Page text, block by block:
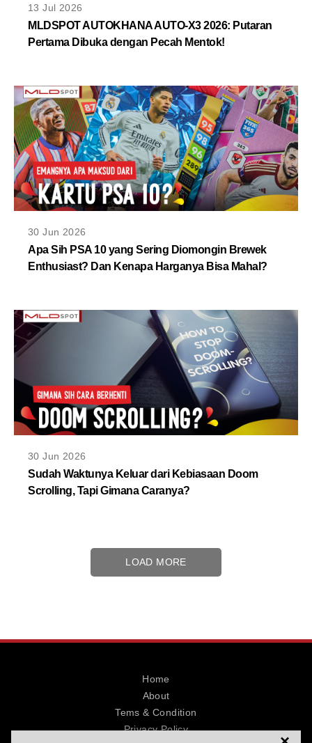
13 Jul 2026
MLDSPOT AUTOKHANA AUTO-X3 2026: Putaran
Pertama Dibuka dengan Pecah Mentok!
30 Jun 2026
Apa Sih PSA 10 yang Sering Diomongin Brewek
Enthusiast? Dan Kenapa Harganya Bisa Mahal?
30 Jun 2026
Sudah Waktunya Keluar dari Kebiasaan Doom
Scrolling, Tapi Gimana Caranya?
LOAD MORE
Home
About
Tems & Condition
Privacy Policy